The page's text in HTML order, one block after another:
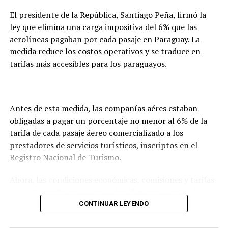
El presidente de la República, Santiago Peña, firmó la
ley que elimina una carga impositiva del 6% que las
aerolíneas pagaban por cada pasaje en Paraguay. La
medida reduce los costos operativos y se traduce en
tarifas más accesibles para los paraguayos.
Antes de esta medida, las compañías aéres estaban
obligadas a pagar un porcentaje no menor al 6% de la
tarifa de cada pasaje áereo comercializado a los
prestadores de servicios turísticos, inscriptos en el
Registro Nacional de Turismo.
aerolíneas y las agencias.CONTINUAR LEYENDO